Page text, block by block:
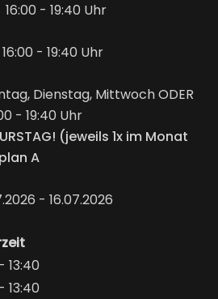
- 19:40 Uhr
- 19:40 Uhr
Dienstag, Mittwoch ODER
- 19:40 Uhr
(jeweils 1x im Monat
A
- 16.07.2026
13:40
13:40